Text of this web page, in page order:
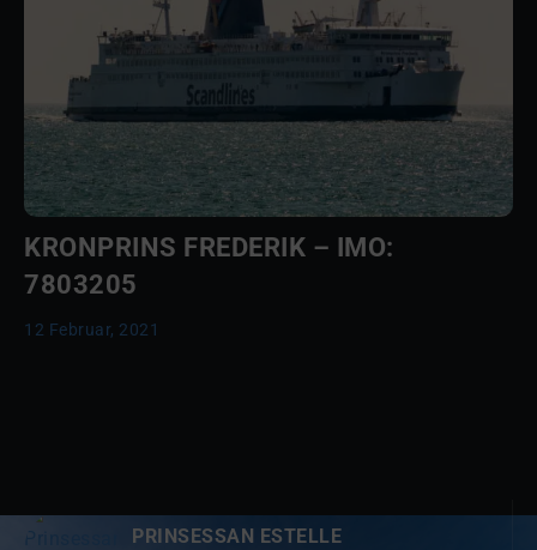
KRONPRINS FREDERIK – IMO:
7803205
12 Februar, 2021
PRINSESSAN ESTELLE